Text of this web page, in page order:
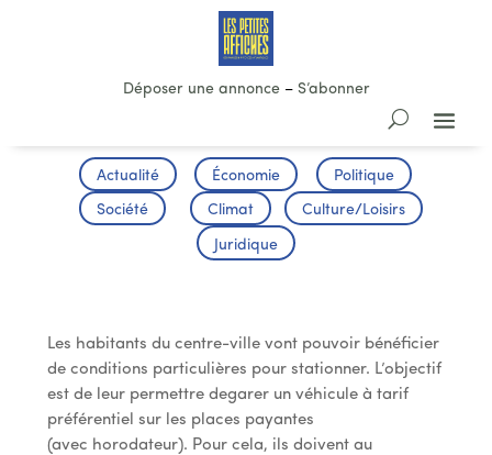
Déposer une annonce– S’abonner
Actualité Économie Politique
Société Climat Culture/Loisirs
Juridique
Les habitants du centre-ville vont pouvoir bénéficier
de conditions particulières pour stationner. L’objectif
est de leur permettre degarer un véhicule à tarif
préférentiel sur les places payantes
(avec horodateur). Pour cela, ils doivent au